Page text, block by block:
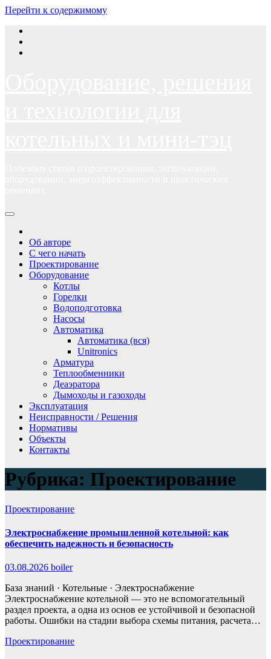
Перейти к содержимому
Об авторе
С чего начать
Проектирование
Оборудование
Котлы
Горелки
Водоподготовка
Насосы
Автоматика
Автоматика (вся)
Unitronics
Арматура
Теплообменники
Деаэратора
Дымоходы и газоходы
Эксплуатация
Неисправности / Решения
Нормативы
Объекты
Контакты
Рубрика: Проектирование
Проектирование
Электроснабжение промышленной котельной: как
обеспечить надежность и безопасность
03.08.2026 boiler
База знаний · Котельные · Электроснабжение
Электроснабжение котельной — это не вспомогательный
раздел проекта, а одна из основ ее устойчивой и безопасной
работы. Ошибки на стадии выбора схемы питания, расчета…
Проектирование